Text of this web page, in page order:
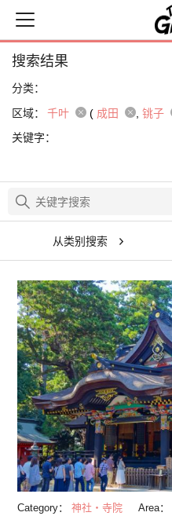
搜索结果
分类：
区域：
千叶 ( 成田 铫子
关键字：
从类别搜索
Category： 神社・寺院 Area：